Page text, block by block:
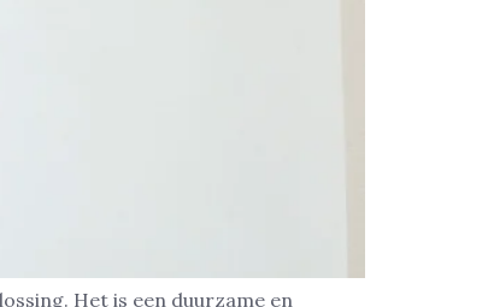
Het is een duurzame en